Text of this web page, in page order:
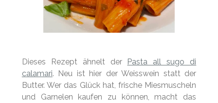
Dieses Rezept ähnelt der Pasta all sugo di
calamari. Neu ist hier der Weisswein statt der
Butter. Wer das Glück hat, frische Miesmuscheln
und Garnelen kaufen zu können, macht das